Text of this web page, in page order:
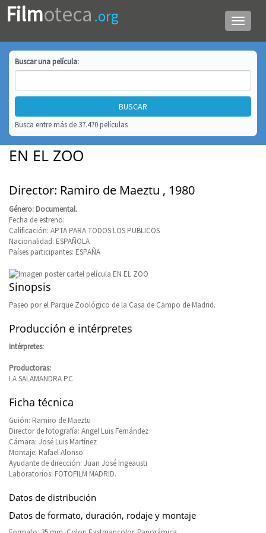
Menú
de
Filmoteca .org
Buscar unapelícula:
Busca entre más de 37.470 películas
EN EL ZOO
Director: Ramiro de Maeztu , 1980
Género: Documental.
Fecha de estreno:
Calificación: APTA PARA TODOS LOS PUBLICOS
Nacionalidad: ESPAÑOLA
Países participantes: ESPAÑA
Sinopsis
Paseo por el Parque Zoológico de la Casa de Campo de Madrid.
Producción e intérpretes
Intérpretes:
Productoras:
LA SALAMANDRA PC
Ficha técnica
Guión: Ramiro de Maeztu
Director de fotografía: Angel Luis Fernández
Cámara: José Luis Martínez
Montaje: Rafael Alonso
Ayudante de dirección: Juan José Ingeausti
Laboratorios: FOTOFILM MADRID.
Datos de distribución
Datos de formato, duración, rodaje y montaje